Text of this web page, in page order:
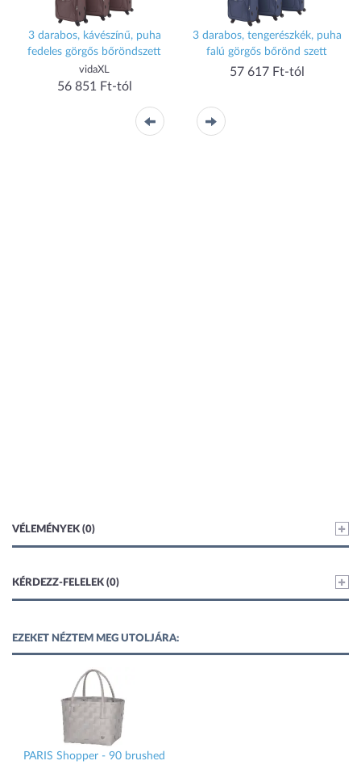
3 darabos, kávészínű, puha
fedeles görgős bőröndszett
vidaXL
56 851 Ft-tól
3 darabos, tengerészkék, puha
falú görgős bőrönd szett
57 617 Ft-tól
VÉLEMÉNYEK (0)
KÉRDEZZ-FELELEK (0)
EZEKET NÉZTEM MEG UTOLJÁRA:
PARIS Shopper - 90 brushed